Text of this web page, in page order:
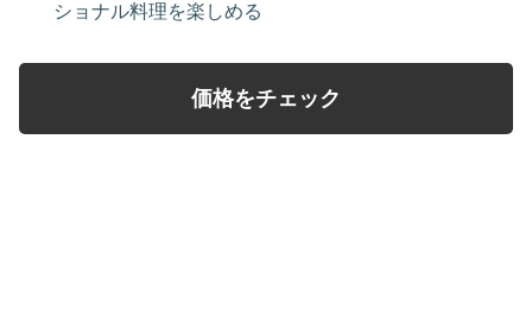
ショナル料理を楽しめる
価格をチェック